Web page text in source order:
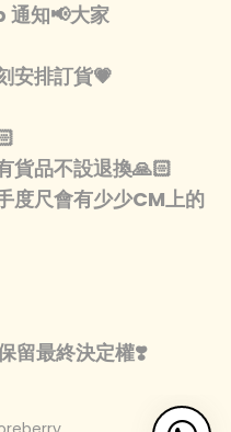
知📢大家
安排訂貨💗
貨品不設退換🙏🏻
度尺會有少少CM上的
最終決定權❣️